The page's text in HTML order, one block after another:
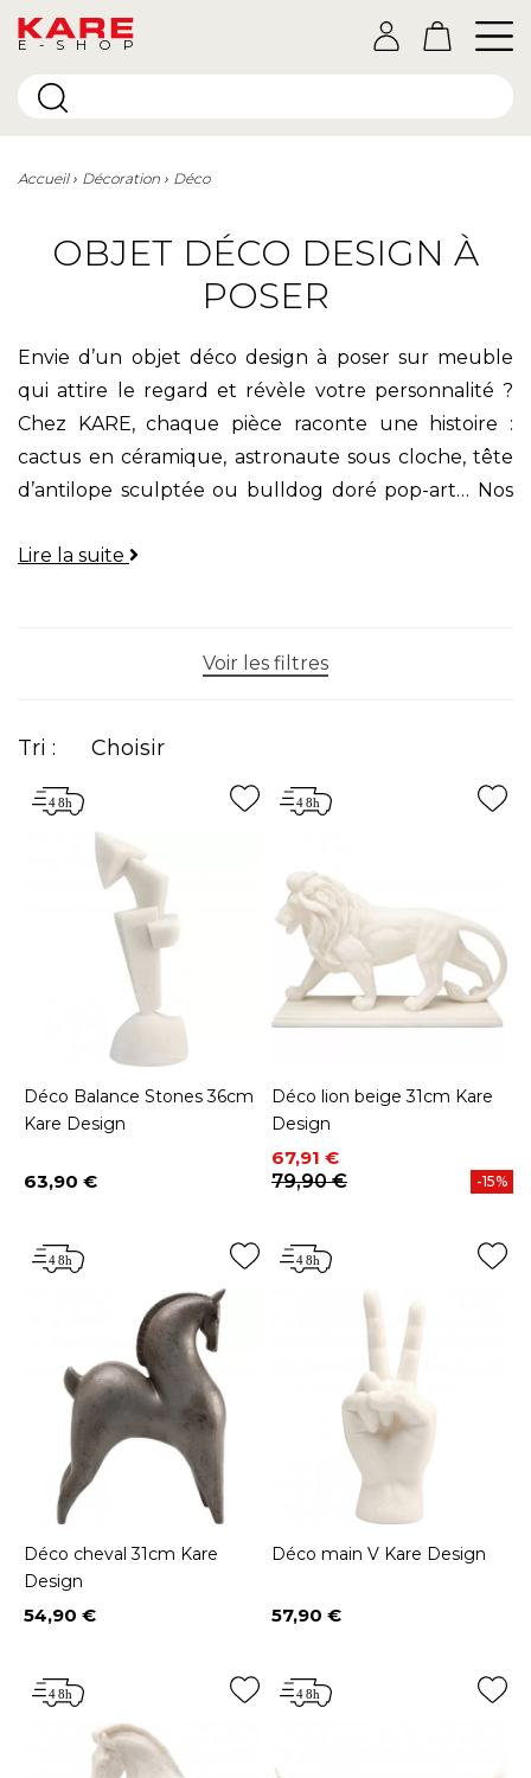
E-SHOP
Accueil Décoration Déco
OBJET DÉCO DESIGN À
POSER
Envie d’un objet déco design à poser sur meuble
qui attire le regard et révèle votre personnalité ?
Chez KARE, chaque pièce raconte une histoire :
cactus en céramique, astronaute sous cloche, tête
d’antilope sculptée ou bulldog doré pop-art… Nos
animaux et accessoires déco originaux pensés pour
Lire la suite
Voir les filtres
Tri : Choisir
Déco Balance Stones 36cm
Kare Design
Prix
63,90 €
Déco lion beige 31cm Kare
Design
Prix
67,91 €
Prix de base
79,90 €
-15%
Déco cheval 31cm Kare
Design
Prix
54,90 €
Déco main V Kare Design
Prix
57,90 €